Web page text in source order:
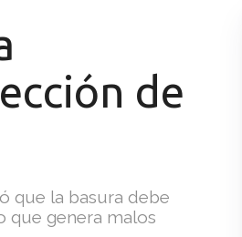
de
que la basura debe
que genera malos